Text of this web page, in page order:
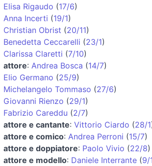
Elisa Rigaudo (17/6)
Anna Incerti (19/1)
Christian Obrist (20/11)
Benedetta Ceccarelli (23/1)
Clarissa Claretti (7/10)
attore: Andrea Bosca (14/7)
Elio Germano (25/9)
Michelangelo Tommaso (27/6)
Giovanni Rienzo (29/1)
Fabrizio Careddu (2/7)
attore e cantante: Vittorio Ciardo (28/1
attore e comico: Andrea Perroni (15/7)
attore e doppiatore: Paolo Vivio (22/8)
attore e modello: Daniele Interrante (9/